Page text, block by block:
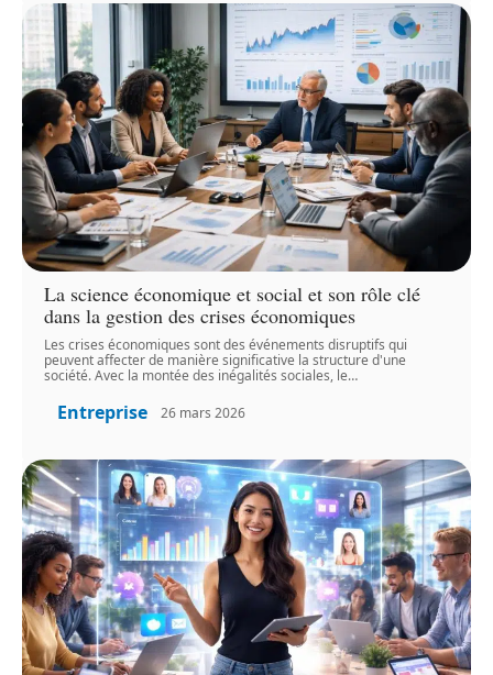
La science économique et social et son rôle clé
dans la gestion des crises économiques
Les crises économiques sont des événements disruptifs qui
peuvent affecter de manière significative la structure d'une
société. Avec la montée des inégalités sociales, le…
Entreprise 26 mars 2026